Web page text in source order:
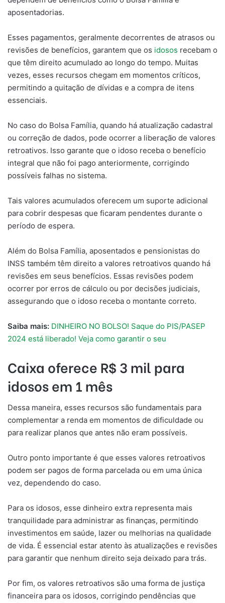
aposentadorias.
Esses pagamentos, geralmente decorrentes de atrasos ou
revisões de benefícios, garantem que os idosos recebam o
que têm direito acumulado ao longo do tempo. Muitas
vezes, esses recursos chegam em momentos críticos,
permitindo a quitação de dívidas e a compra de itens
essenciais.
No caso do Bolsa Família, quando há atualização cadastral
ou correção de dados, pode ocorrer a liberação de valores
retroativos. Isso garante que o idoso receba o benefício
integral que não foi pago anteriormente, corrigindo
possíveis falhas no sistema.
Tais valores acumulados oferecem um suporte adicional
para cobrir despesas que ficaram pendentes durante o
período de espera.
Além do Bolsa Família, aposentados e pensionistas do
INSS também têm direito a valores retroativos quando há
revisões em seus benefícios. Essas revisões podem
ocorrer por erros de cálculo ou por decisões judiciais,
assegurando que o idoso receba o montante correto.
Saiba mais: DINHEIRO NO BOLSO! Saque do PIS/PASEP
2024 está liberado! Veja como garantir o seu
Caixa oferece R$ 3 mil para
idosos em 1 mês
Dessa maneira, esses recursos são fundamentais para
complementar a renda em momentos de dificuldade ou
para realizar planos que antes não eram possíveis.
Outro ponto importante é que esses valores retroativos
podem ser pagos de forma parcelada ou em uma única
vez, dependendo do caso.
Para os idosos, esse dinheiro extra representa mais
tranquilidade para administrar as finanças, permitindo
investimentos em saúde, lazer ou melhorias na qualidade
de vida. É essencial estar atento às atualizações e revisões
para garantir que nenhum direito seja deixado para trás.
Por fim, os valores retroativos são uma forma de justiça
financeira para os idosos, corrigindo pendências que